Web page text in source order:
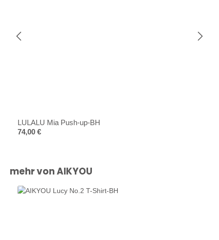
LULALU Mia Push-up-BH
Regulärer Preis:
74,00 €
Produktgalerie überspringen
mehr von AIKYOU